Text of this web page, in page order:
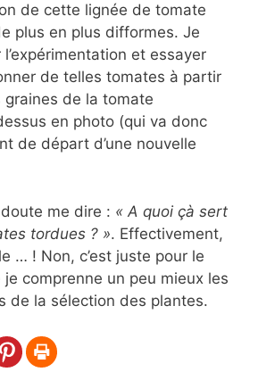
de cette lignée de tomate
plus en plus difformes. Je
et essayer
de telles tomates à partir
de la tomate
en photo (qui va donc
de départ d’une nouvelle
me dire : « A quoi çà sert
tordues ? ». Effectivement,
… ! Non, c’est juste pour le
comprenne un peu mieux les
de la sélection des plantes.